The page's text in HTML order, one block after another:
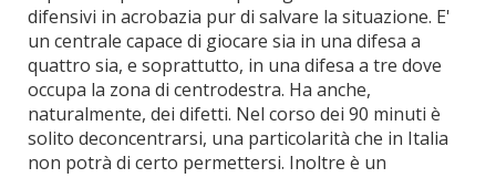
difensivi in acrobazia pur di salvare la situazione. E'
un centrale capace di giocare sia in una difesa a
quattro sia, e soprattutto, in una difesa a tre dove
occupa la zona di centrodestra. Ha anche,
naturalmente, dei difetti. Nel corso dei 90 minuti è
solito deconcentrarsi, una particolarità che in Italia
non potrà di certo permettersi. Inoltre è un